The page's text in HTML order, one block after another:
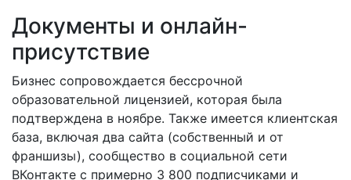
Документы и онлайн-
присутствие
Бизнес сопровождается бессрочной
образовательной лицензией, которая была
подтверждена в ноябре. Также имеется клиентская
база, включая два сайта (собственный и от
франшизы), сообщество в социальной сети
ВКонтакте с примерно 3 800 подписчиками и